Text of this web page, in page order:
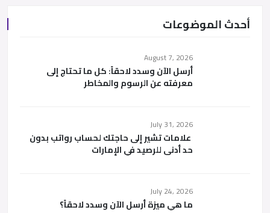
أحدث الموضوعات
August 7, 2026
أرسل الآن وسدد لاحقاً: كل ما تحتاج إلى
معرفته عن الرسوم والمخاطر
July 31, 2026
علامات تشير إلى حاجتك لحساب رواتب بدون
حد أدنى للرصيد في الإمارات
July 24, 2026
ما هي ميزة أرسل الآن وسدد لاحقاً؟